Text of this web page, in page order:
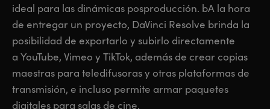
Consolas
Studio
Medios
Japan
Korea
Mexico
Malaysia
Japan
Korea
Mexico
Malaysia
ideal para las dinámicas posproducción. bA la hora
de entregar un proyecto, DaVinci Resolve brinda la
posibilidad de exportarlo y subirlo directamente
a YouTube, Vimeo y TikTok, además de crear copias
maestras para teledifusoras y otras plataformas de
transmisión, e incluso permite armar paquetes
digitales para salas de cine.